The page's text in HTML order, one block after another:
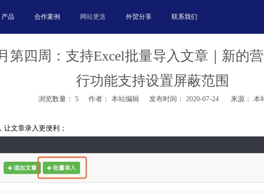
产品 合作案例 网站更迭 外贸分享 联系我们
第四周：支持Excel批量导入文章｜新的
行功能支持设置屏蔽范围
浏览数量： 5作者： 本站编辑 发布时间： 2020-07-24 来源： 本
文章录入更便利；